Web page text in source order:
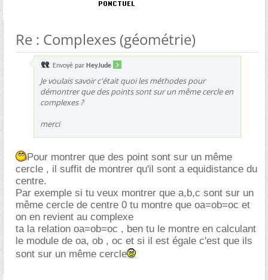
Re : Complexes (géométrie)
Envoyé par HeyJude
Je voulais savoir c'était quoi les méthodes pour
démontrer que des points sont sur un même cercle en
complexes ?
merci
Pour montrer que des point sont sur un même
cercle , il suffit de montrer qu'il sont a equidistance du
centre.
Par exemple si tu veux montrer que a,b,c sont sur un
même cercle de centre 0 tu montre que oa=ob=oc et
on en revient au complexe
ta la relation oa=ob=oc , ben tu le montre en calculant
le module de oa, ob , oc et si il est égale c'est que ils
sont sur un même cercle